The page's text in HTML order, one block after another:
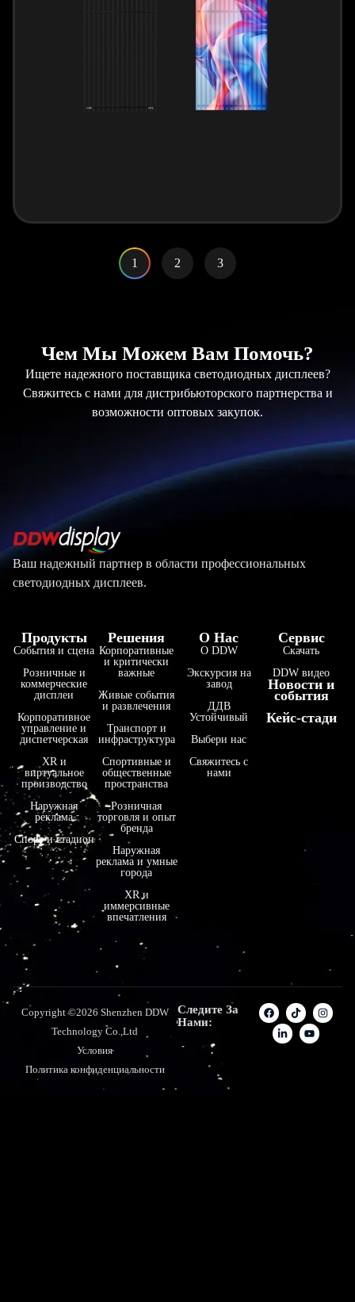
1 2 3
Чем Мы Можем Вам Помочь?
Ищете надежного поставщика светодиодных дисплеев?
Свяжитесь с нами для дистрибьюторского партнерства и
возможности оптовых закупок.
Ваш надежный партнер в области профессиональных
светодиодных дисплеев.
Продукты
События и сцена
Розничные и
коммерческие
дисплеи
Корпоративное
управление и
диспетчерская
XR и
виртуальное
производство
Наружная
реклама
Спорт и стадион
Решения
Корпоративные
и критически
важные
Живые события
и развлечения
Транспорт и
инфраструктура
Спортивные и
общественные
пространства
Розничная
торговля и опыт
бренда
Наружная
реклама и умные
города
XR и
иммерсивные
впечатления
О Нас
О DDW
Экскурсия на
завод
ДДВ
Устойчивый
Выбери нас
Свяжитесь с
нами
Сервис
Скачать
DDW видео
Новости и
события
Кейс-стади
Copyright ©2026 Shenzhen DDW
Technology Co.,Ltd
Условия
Политика конфиденциальности
Следите За
Нами: